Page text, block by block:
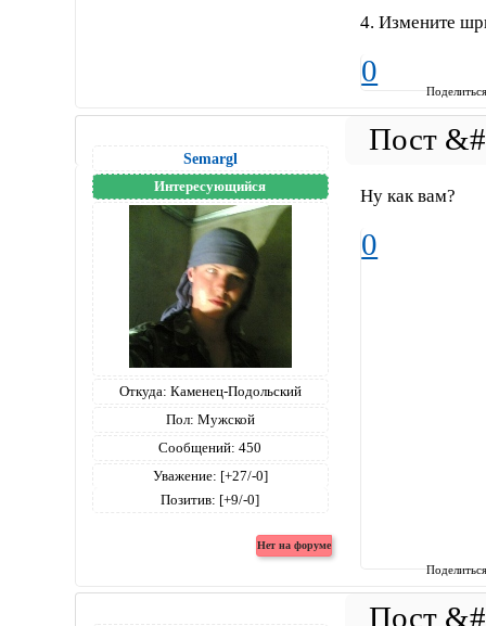
4. Измените
0
Semargl
Интересующийся
Откуда: Каменец-Подольский
Пол: Мужской
Сообщений: 450
Уважение: [+27/-0]
Позитив: [+9/-0]
Ну как вам?
0